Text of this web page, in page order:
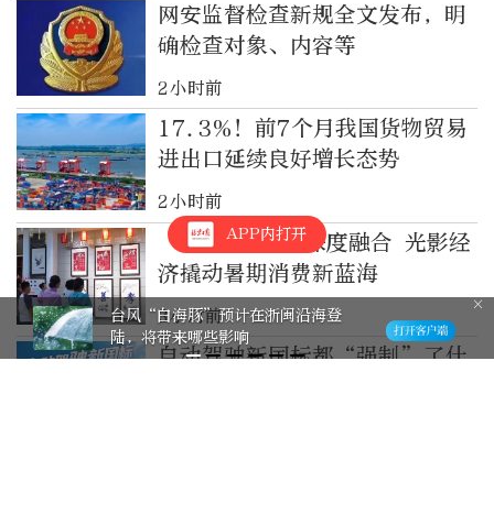
网安监督检查新规全文发布，明
确检查对象、内容等
2小时前
17.3%！前7个月我国货物贸易
进出口延续良好增长态势
2小时前
“电影+文旅”深度融合 光影经
济撬动暑期消费新蓝海
3小时前
自动驾驶新国标都“强制”了什
APP内打开
台风“白海豚”预计在浙闽沿海登
陆，将带来哪些影响